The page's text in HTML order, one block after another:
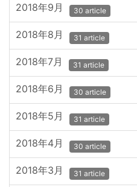
2018年9月 30 article
2018年8月 31 article
2018年7月 31 article
2018年6月 30 article
2018年5月 31 article
2018年4月 30 article
2018年3月 31 article